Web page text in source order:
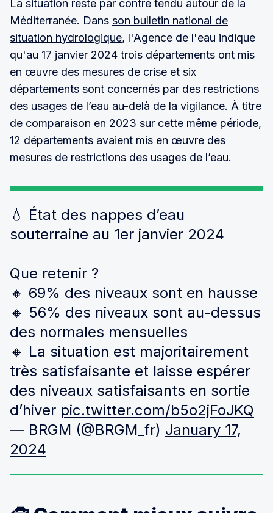
La situation reste par contre tendu autour de la
Méditerranée. Dans son bulletin national de
situation hydrologique, l'Agence de l'eau indique
qu'au 17 janvier 2024 trois départements ont mis
en œuvre des mesures de crise et six
départements sont concernés par des restrictions
des usages de l’eau au-delà de la vigilance. À titre
de comparaison en 2023 sur cette même période,
12 départements avaient mis en œuvre des
mesures de restrictions des usages de l’eau.
💧 État des nappes d’eau
souterraine au 1er janvier 2024
Que retenir ?
🔸 69% des niveaux sont en hausse
🔸 56% des niveaux sont au-dessus
des normales mensuelles
🔸 La situation est majoritairement
très satisfaisante et laisse espérer
des niveaux satisfaisants en sortie
d’hiver pic.twitter.com/b5o2jFoJKQ
— BRGM (@BRGM_fr) January 17,
2024